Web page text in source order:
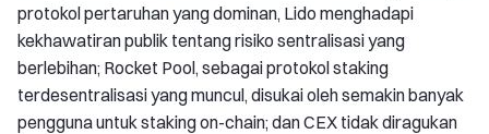
protokol pertaruhan yang dominan, Lido menghadapi
kekhawatiran publik tentang risiko sentralisasi yang
berlebihan; Rocket Pool, sebagai protokol staking
terdesentralisasi yang muncul, disukai oleh semakin banyak
pengguna untuk staking on-chain; dan CEX tidak diragukan